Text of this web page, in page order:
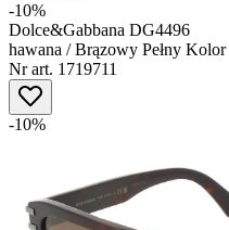
-10%
Dolce&Gabbana DG4496
hawana / Brązowy Pełny Kolor
Nr art. 1719711
-10%